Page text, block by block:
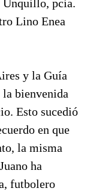
Unquillo, pcia.
Lino Enea
y la Guía
bienvenida
Esto sucedió
en que
la misma
ha
futbolero